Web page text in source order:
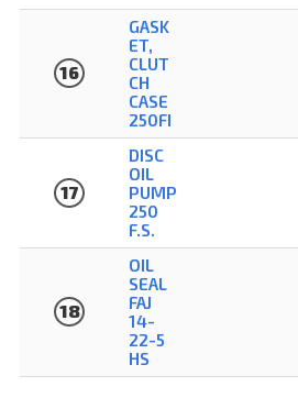
16
GASK
ET,
CLUT
CH
CASE
250FI
17
DISC
OIL
PUMP
250
F.S.
18
OIL
SEAL
FAJ
14-
22-5
HS